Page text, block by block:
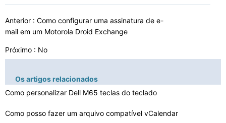
Anterior : Como configurar uma assinatura de e-
mail em um Motorola Droid Exchange
Próximo : No
Os artigos relacionados
Como personalizar Dell M65 teclas do teclado
Como posso fazer um arquivo compatível vCalendar